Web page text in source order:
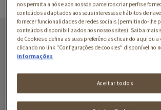
CÁPSULAS BUONDI
EXTREME
Descubra as cápsulas
BUONDI® para máquinas
nos permita a nós e aos nossos parceiros criar perfis e
conteúdos adaptados aos seus interesses e hábitos de
fornecer funcionalidades de redes sociais (permitindo-lhe
conteúdos disponibilizados nos nossos sites). Saiba mais
de Cookies e defina as suas preferências clicando aqui ou
clicando no link "Configurações de cookies" disponível no
informações
Aceitar todos